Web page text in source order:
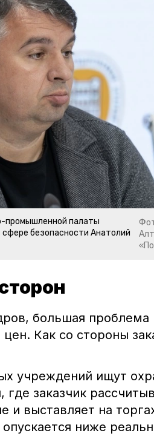
промышленной палаты
безопасности Анатолий
большая проблема
Как со стороны
учреждений ищут
где заказчик
и выставляет на
опускается ниже